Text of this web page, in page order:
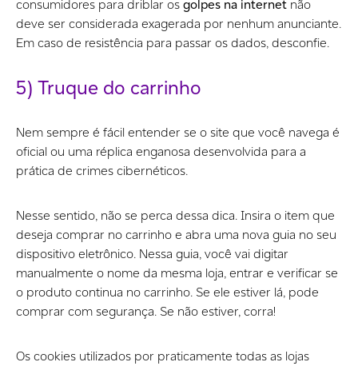
consumidores para driblar osgolpes na internet não
deve ser considerada exagerada por nenhum anunciante.
Em caso de resistência para passar os dados, desconfie.
5) Truque do carrinho
Nem sempre é fácil entender se o site que você navega é
oficial ou uma réplica enganosa desenvolvida para a
prática de crimes cibernéticos.
Nesse sentido, não se perca dessa dica. Insira o item que
deseja comprar no carrinho e abra uma nova guia no seu
dispositivo eletrônico. Nessa guia, você vai digitar
manualmente o nome da mesma loja, entrar e verificar se
o produto continua no carrinho. Se ele estiver lá, pode
comprar com segurança. Se não estiver, corra!
Os cookies utilizados por praticamente todas as lojas